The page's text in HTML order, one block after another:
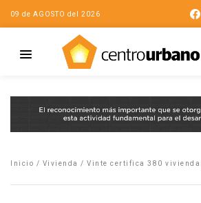
09 de AGOSTO del 2026
Inicio / Vivienda / Vinte certifica 380